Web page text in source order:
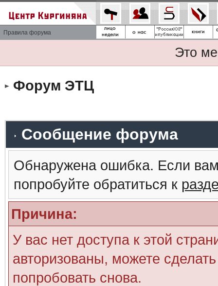
Правила форума
Это
Форум ЭТЦ
Сообщение форума
Обнаружена ошибка. Если
попробуйте обратиться к
Причина:
У вас нет доступа к этой
авторизованы, можете
попробовать снова.